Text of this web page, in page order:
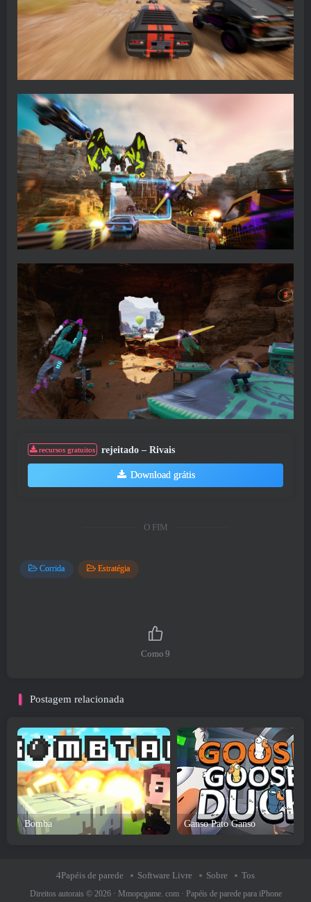
recursos gratuitos rejeitado – Rivais
Download grátis
O FIM
Corrida Estratégia
Como 9
Postagem relacionada
Bomba Ganso Pato Ganso
4Papéis de parede Software Livre Sobre Tos
Direitos autorais © 2026 · Mmopcgame. com· Papéis de parede para iPhone